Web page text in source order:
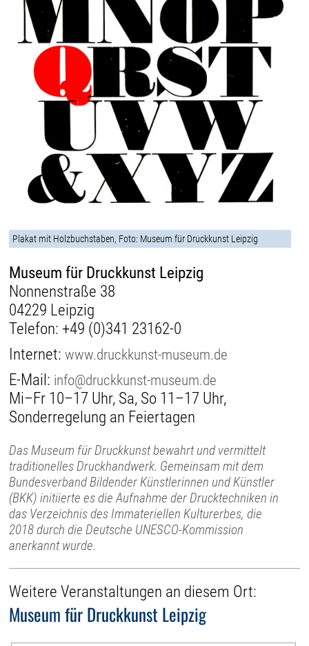
Plakat mit Holzbuchstaben, Foto: Museum für Druckkunst Leipzig
Museum für Druckkunst Leipzig
Nonnenstraße 38
04229 Leipzig
Telefon: +49 (0)341 23162-0
Internet:www.druckkunst-museum.de
E-Mail: info@druckkunst-museum.de
Mi–Fr 10–17 Uhr, Sa, So 11–17 Uhr,
Sonderregelung an Feiertagen
Das Museum für Druckkunst bewahrt und vermittelt
traditionelles Druckhandwerk. Gemeinsam mit dem
Bundesverband Bildender Künstlerinnen und Künstler
(BKK) initiierte es die Aufnahme der Drucktechniken in
das Verzeichnis des Immateriellen Kulturerbes, die
2018 durch die Deutsche UNESCO-Kommission
anerkannt wurde.
Weitere Veranstaltungen an diesem Ort:
Museum für Druckkunst Leipzig